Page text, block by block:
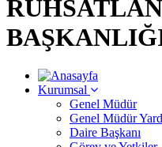
Kurumsal
Genel Müdür
Genel Müdür
Daire Başkanı